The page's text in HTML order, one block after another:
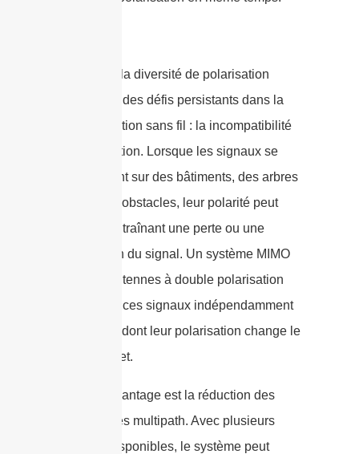
Ce faisant, la diversité de polarisation
aborde l'un des défis persistants dans la
communication sans fil : la incompatibilité
de polarisation. Lorsque les signaux se
réfléchissent sur des bâtiments, des arbres
ou d'autres obstacles, leur polarité peut
changer, entraînant une perte ou une
dégradation du signal. Un système MIMO
équipé d'antennes à double polarisation
peut capter ces signaux indépendamment
de la façon dont leur polarisation change le
long du trajet.
Un autre avantage est la réduction des
interférences multipath. Avec plusieurs
polarités disponibles, le système peut